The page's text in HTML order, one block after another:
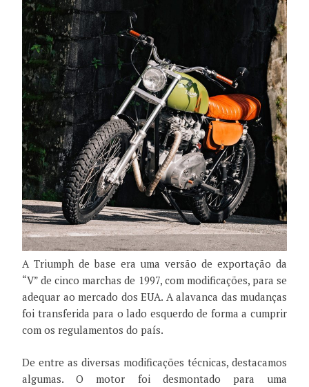
A Triumph de base era uma versão de exportação da
“V” de cinco marchas de 1997, com modificações, para se
adequar ao mercado dos EUA. A alavanca das mudanças
foi transferida para o lado esquerdo de forma a cumprir
com os regulamentos do país.
De entre as diversas modificações técnicas, destacamos
algumas. O motor foi desmontado para uma